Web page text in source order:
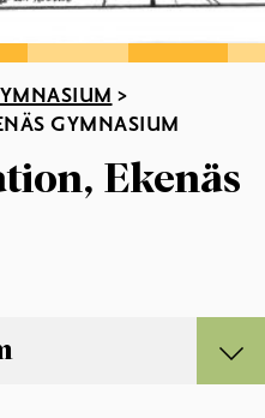
>
GYMNASIUM
Ekenäs